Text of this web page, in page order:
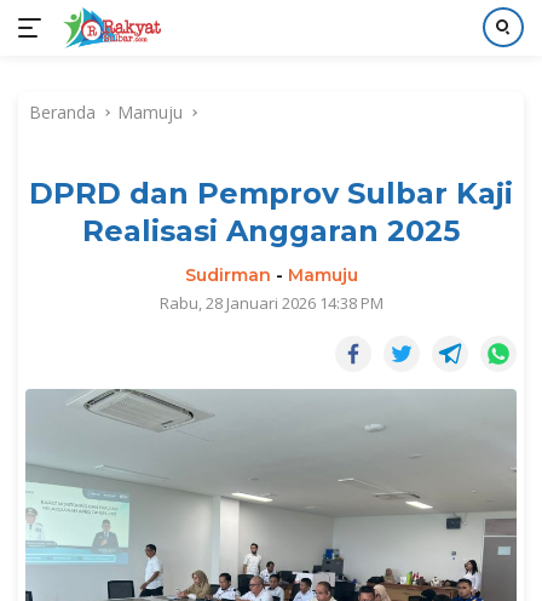
kontenBeranda Mamuju
DPRD dan Pemprov Sulbar Kaji
Realisasi Anggaran 2025
Sudirman - Mamuju
Rabu, 28 Januari 2026 14:38 PM